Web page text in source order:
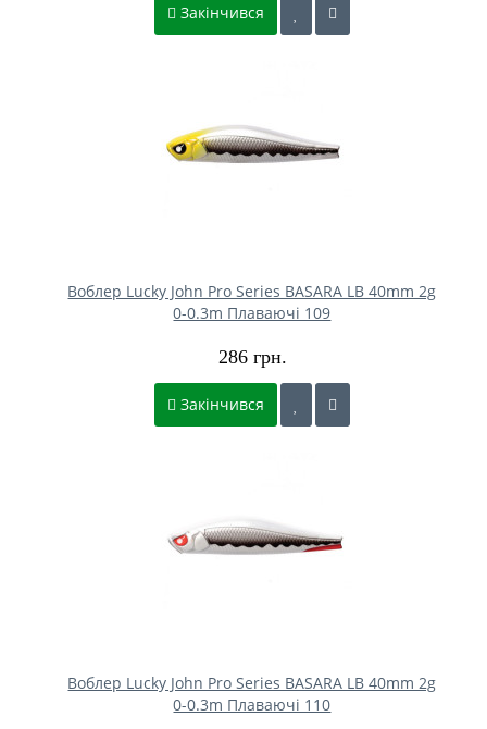
Закінчився
Воблер Lucky John Pro Series BASARA LB 40mm 2g
0-0.3m Плаваючі 109
286 грн.
Закінчився
Воблер Lucky John Pro Series BASARA LB 40mm 2g
0-0.3m Плаваючі 110